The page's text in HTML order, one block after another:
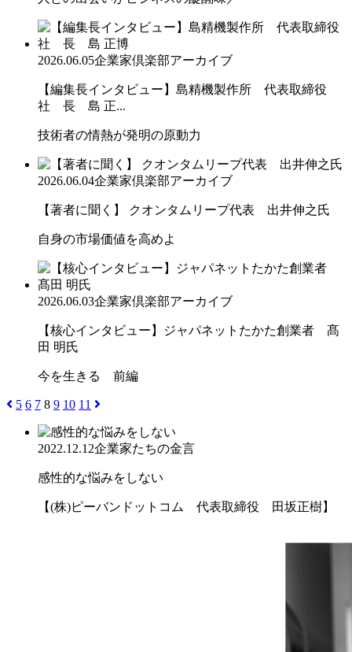
2026.06.05企業家倶楽部アーカイブ
【編集長インタビュー】島精機製作所 代表取締役
社 長 島 正...
技術者の情熱が発明の原動力
2026.06.04企業家倶楽部アーカイブ
【著者に聞く】 クオンタムリープ代表 出井伸之氏
自身の市場価値を高めよ
2026.06.03企業家倶楽部アーカイブ
【核心インタビュー】ジャパネットたかた創業者 髙
田 明氏
今を生きる 前編
5 6 7 8 9 10 11
2022.12.12企業家たちの金言
感性的な悩みをしない
【(株)ピーバンドットコム 代表取締役 田坂正樹】